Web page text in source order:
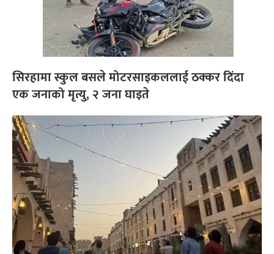
सिरहामा स्कुल बसले मोटरसाइकललाई ठक्कर दिंदा
एक जनाको मृत्यु, २ जना घाइते